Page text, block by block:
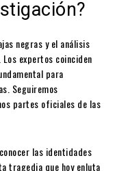
negras y el análisis
expertos coinciden
para
Seguiremos
partes oficiales de las
las identidades
tragedia que hoy enluta